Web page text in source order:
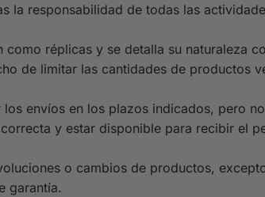
la responsabilidad de todas las
como réplicas y se detalla su naturaleza
de limitar las cantidades de productos
envíos en los plazos indicados, pero
y estar disponible para recibir el
o cambios de productos,
garantía.